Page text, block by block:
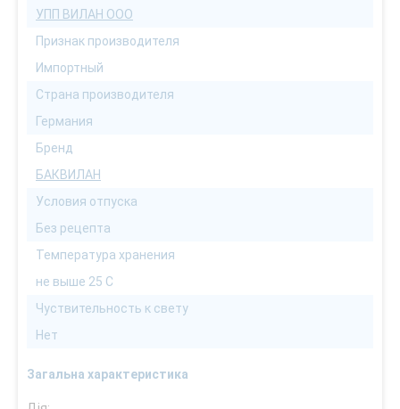
УПП ВИЛАН ООО
Признак производителя
Импортный
Страна производителя
Германия
Бренд
БАКВИЛАН
Условия отпуска
Без рецепта
Температура хранения
не выше 25 С
Чуствительность к свету
Нет
Загальна характеристика